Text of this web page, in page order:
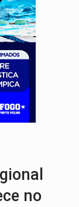
sorteados na promoção
bicicleta na frente
terá seu primeiro
suposto ataque com perfis
após mulher
no